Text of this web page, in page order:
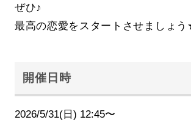
ぜひ♪
最高の恋愛をスタートさせましょ
開催日時
2026/5/31(日) 12:45〜